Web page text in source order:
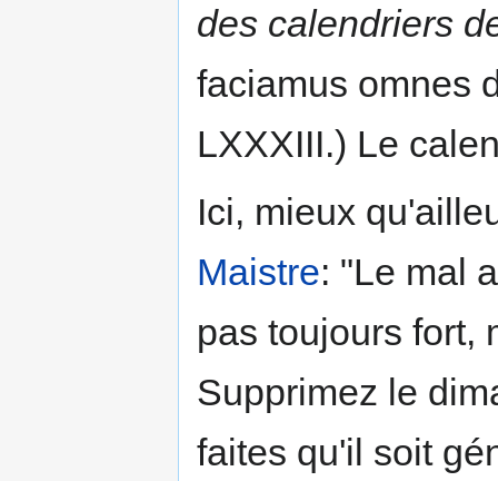
des calendriers
faciamus omnes
LXXXIII.) Le
Ici, mieux
Maistre: "Le mal
pas toujours fort,
Supprimez le
faites qu'il soit